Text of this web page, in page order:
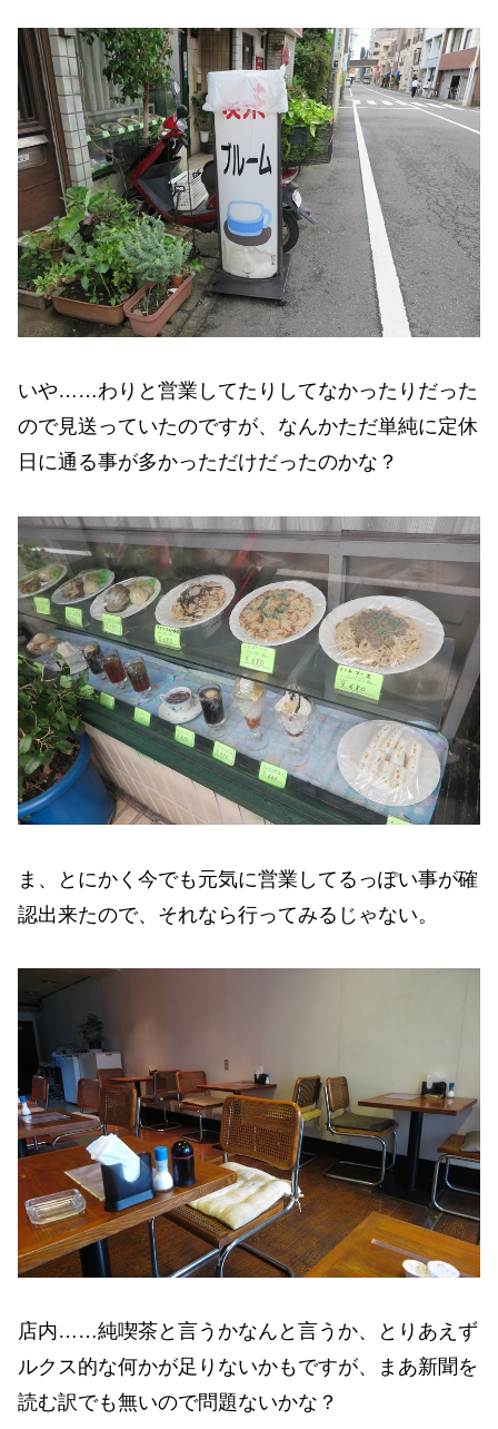
いや……わりと営業してたりしてなかったりだった
ので見送っていたのですが、なんかただ単純に定休
日に通る事が多かっただけだったのかな？
ま、とにかく今でも元気に営業してるっぽい事が確
認出来たので、それなら行ってみるじゃない。
店内……純喫茶と言うかなんと言うか、とりあえず
ルクス的な何かが足りないかもですが、まあ新聞を
読む訳でも無いので問題ないかな？